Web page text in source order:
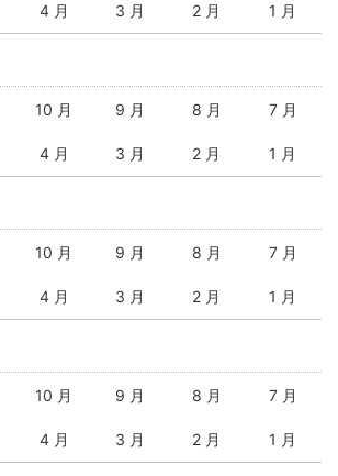
4 月 3 月 2 月 1 月
10 月 9 月 8 月 7 月
4 月 3 月 2 月 1 月
10 月 9 月 8 月 7 月
4 月 3 月 2 月 1 月
10 月 9 月 8 月 7 月
4 月 3 月 2 月 1 月